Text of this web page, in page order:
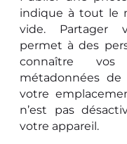
indique à tout le
vide. Partager
permet à des
connaître
métadonnées
votre
n’est pas
votre appareil.